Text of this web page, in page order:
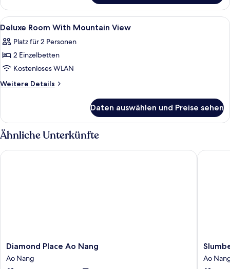
Premier
Room
Alle
Fotos
für
Deluxe
Room
With
anzeigen
Zimmersafe, kostenloses WLAN,
10
Deluxe Room With Mountain View
Platz für 2 Personen
2 Einzelbetten
Kostenloses WLAN
Weitere Details
Weitere
Room
With
Mountain
View
Daten auswählen und Preise sehen
Ähnliche Unterkünfte
Diamond
Place
Ao
Diamond Place Ao Nang
Ao Nang
Diamond Place Ao Nang
Slumber
Party
Krabi
Ao